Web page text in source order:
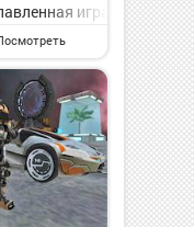
- увлекательная
игра Stone